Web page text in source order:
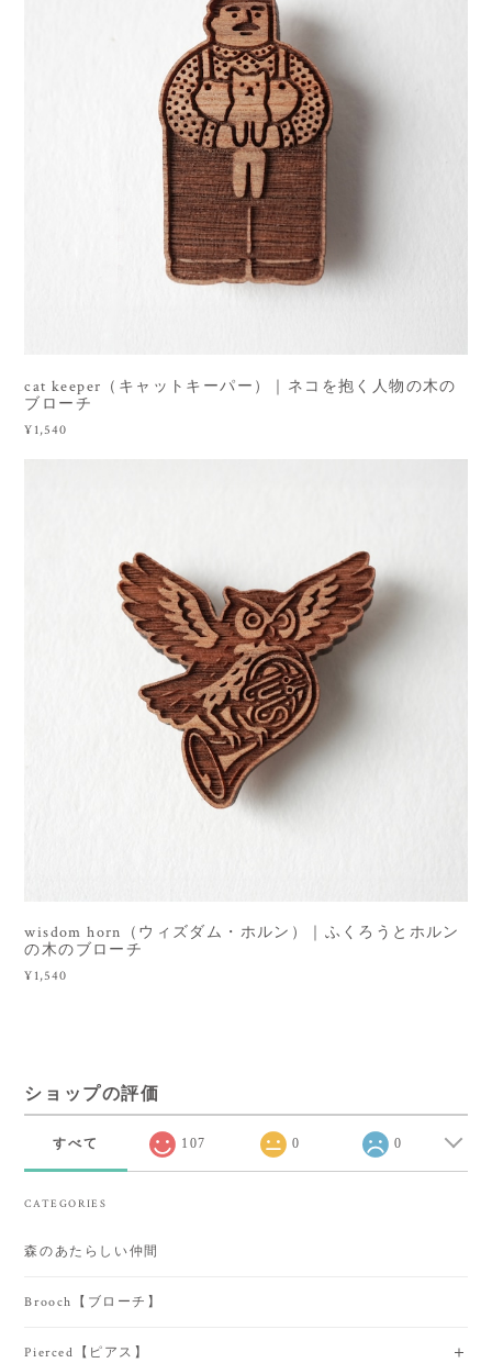
cat keeper（キャットキーパー）｜ネコを抱く人物の木の
ブローチ
¥1,540
wisdom horn（ウィズダム・ホルン）｜ふくろうとホルン
の木のブローチ
¥1,540
ショップの評価
すべて 107 0 0
CATEGORIES
森のあたらしい仲間
Brooch【ブローチ】
Pierced【ピアス】